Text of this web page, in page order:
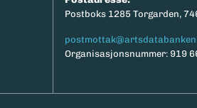
Postboks 1285 Torgarden,
Organisasjonsnummer: 919